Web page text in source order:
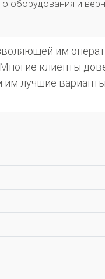
оборудования и
им
клиенты
им лучшие